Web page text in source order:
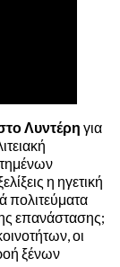
Λυντέρη για
η ηγετική
πολιτεύματα
επανάστασης;
οι
ξένων